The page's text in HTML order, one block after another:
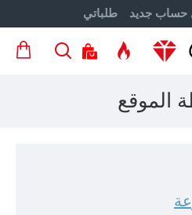
حساب جديد طلباتي
الموقع